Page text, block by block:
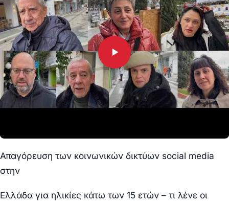
Απαγόρευση των κοινωνικών δικτύων social media
στην
Ελλάδα για ηλικίες κάτω των 15 ετών – τι λένε οι